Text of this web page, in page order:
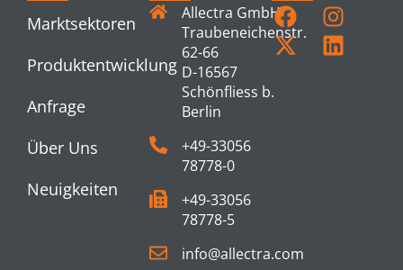
Marktsektoren
Produktentwicklung
Anfrage
Über Uns
Neuigkeiten
Allectra GmbH
Traubeneichenstr.
62-66
D-16567
Schönfliess b.
Berlin
+49-33056
78778-0
+49-33056
78778-5
info@allectra.com